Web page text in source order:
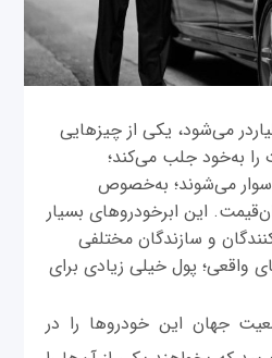
می‌شود، یکی از چیزهایی
را به‌خود جلب می‌کند؛
می‌شوند؛ به‌خصوص
این ابرخودروهای بسیار
و سازندگان مختلفی
واقعی؛ پول خیلی زیادی برای
جهان این خودروها را در